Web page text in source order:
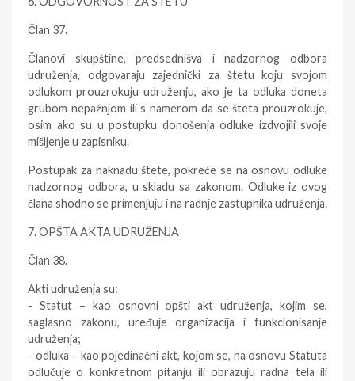
Član 37.
Članovi skupštine, predsednišva i nadzornog odbora
udruženja, odgovaraju zajednički za štetu koju svojom
odlukom prouzrokuju udruženju, ako je ta odluka doneta
grubom nepažnjom ili s namerom da se šteta prouzrokuje,
osim ako su u postupku donošenja odluke izdvojili svoje
mišljenje u zapisniku.
Postupak za naknadu štete, pokreće se na osnovu odluke
nadzornog odbora, u skladu sa zakonom. Odluke iz ovog
člana shodno se primenjuju i na radnje zastupnika udruženja.
7. OPŠTA AKTA UDRUŽENJA
Član 38.
Akti udruženja su:
- Statut – kao osnovni opšti akt udruženja, kojim se,
saglasno zakonu, uređuje organizacija i funkcionisanje
udruženja;
- odluka – kao pojedinačni akt, kojom se, na osnovu Statuta
odlučuje o konkretnom pitanju ili obrazuju radna tela ili